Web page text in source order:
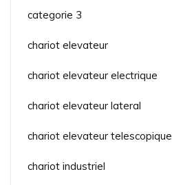
categorie 3
chariot elevateur
chariot elevateur electrique
chariot elevateur lateral
chariot elevateur telescopique
chariot industriel